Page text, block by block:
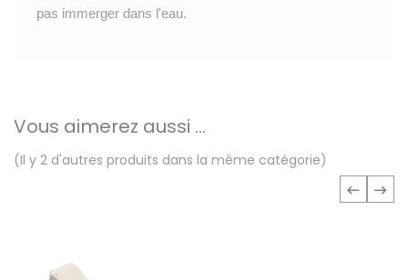
pas immerger dans l'eau.
Vous aimerez aussi ...
(Il y 2 d'autres produits dans la même catégorie)